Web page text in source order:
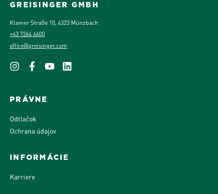
GREISINGER GMBH
Klamer Straße 10, 4323 Münzbach
+43 7264 4600
office@greisinger.com
PRÁVNE
Odtlačok
Ochrana údajov
INFORMÁCIE
Karriere